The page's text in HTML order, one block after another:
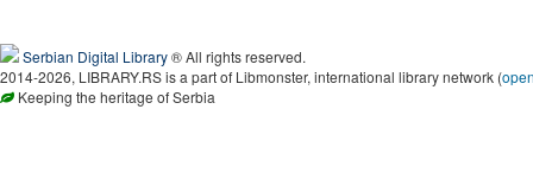
Serbian Digital Library® All rights reserved.
2014-2026, LIBRARY.RS is a part of Libmonster, international library network (
Keeping the heritage of Serbia